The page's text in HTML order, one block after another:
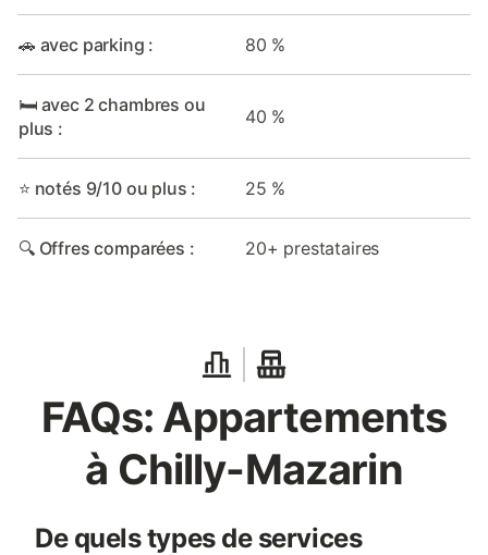
🚗 avec parking : 80 %
🛏️ avec 2 chambres ou
plus :
40 %
⭐ notés 9/10 ou plus : 25 %
🔍 Offres comparées : 20+ prestataires
FAQs: Appartements
à Chilly-Mazarin
De quels types de services